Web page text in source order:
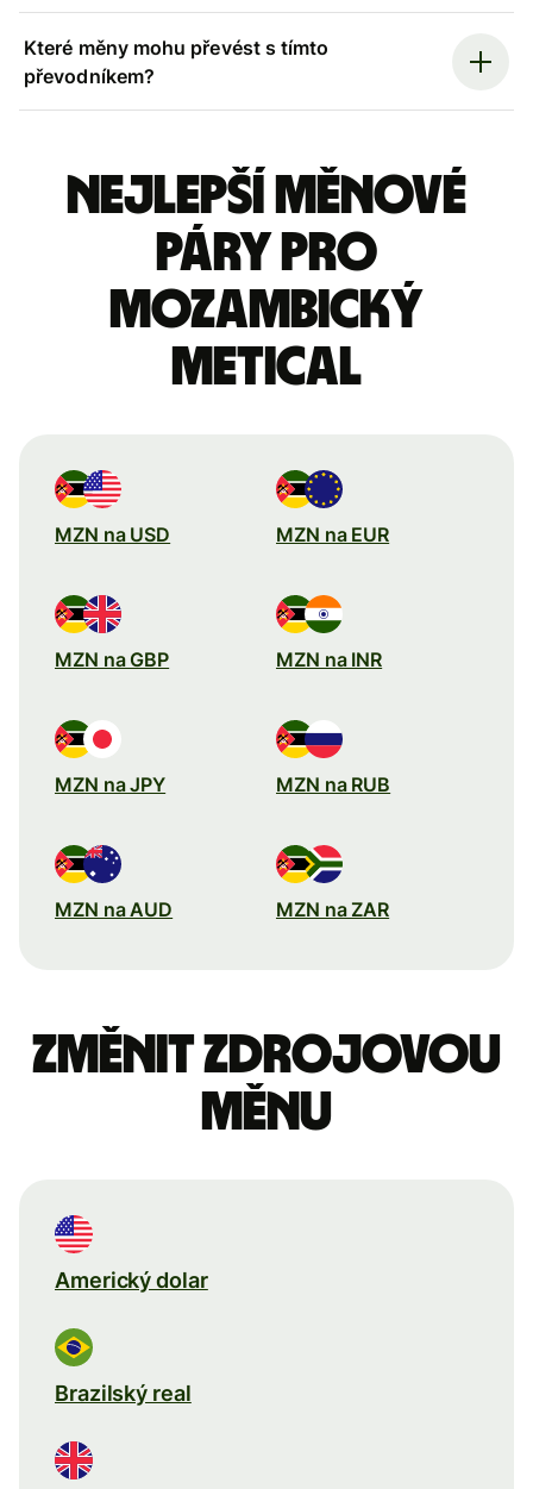
Které měny mohu převést s tímto
převodníkem?
Nejlepší měnové
páry pro
mozambický
metical
MZN na USD MZN na EUR
MZN na GBP MZN na INR
MZN na JPY MZN na RUB
MZN na AUD MZN na ZAR
Změnit zdrojovou
měnu
Americký dolar
Brazilský real